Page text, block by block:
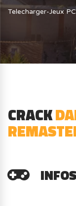
Telecharger-Jeux PC
CRACK